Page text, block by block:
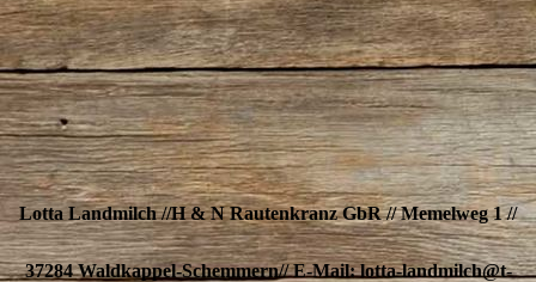
Lotta Landmilch //H & N Rautenkranz GbR // Memelweg 1 //
37284 Waldkappel-Schemmern// E-Mail: lotta-landmilch@t-